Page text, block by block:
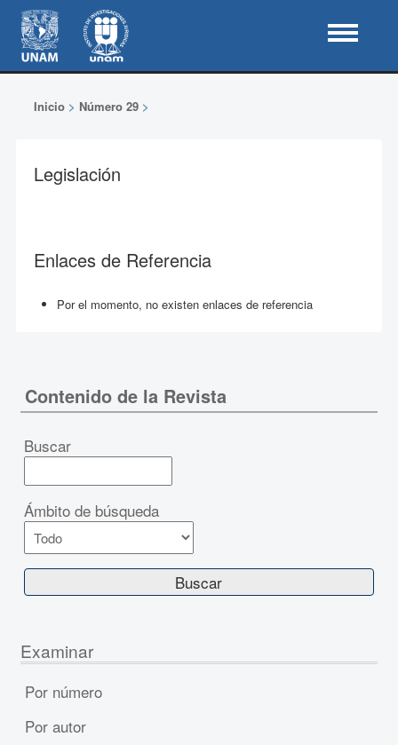
Inicio> Número 29>
Legislación
Enlaces de Referencia
Por el momento, no existen enlaces de referencia
Contenido de la Revista
Buscar
Ámbito de búsqueda
Examinar
Por número
Por autor